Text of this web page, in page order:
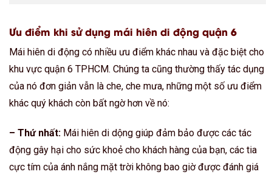
Ưu điểm khi sử dụng mái hiên di động quận 6
Mái hiên di động có nhiều ưu điểm khác nhau và đặc biệt cho
khu vực quận 6 TPHCM. Chúng ta cũng thường thấy tác dụng
của nó đơn giản vẫn là che, che mưa, những một số ưu điểm
khác quý khách còn bất ngờ hơn về nó:
– Thứ nhất: Mái hiên di dộng giúp đảm bảo được các tác
động gây hại cho sức khoẻ cho khách hàng của bạn, các tia
cực tím của ánh nắng mặt trời không bao giờ được đánh giá